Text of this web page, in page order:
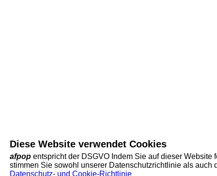
Diese Website verwendet Cookies
afpop entspricht der DSGVO Indem Sie auf dieser Website
stimmen Sie sowohl unserer Datenschutzrichtlinie als auch
Datenschutz- und Cookie-Richtlinie